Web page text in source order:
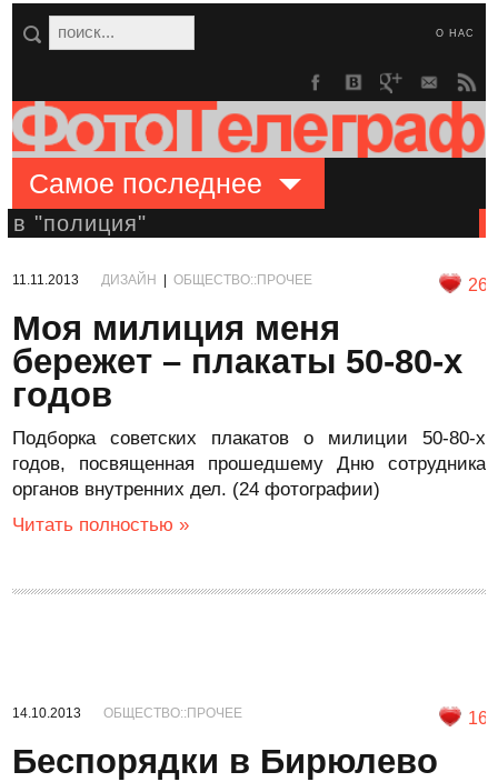
О НАС
Самое последнее
в "полиция"
11.11.2013 ДИЗАЙН |ОБЩЕСТВО::ПРОЧЕЕ 26
Моя милиция меня
бережет – плакаты 50-80-х
годов
Подборка советских плакатов о милиции 50-80-х
годов, посвященная прошедшему Дню сотрудника
органов внутренних дел. (24 фотографии)
Читать полностью »
14.10.2013 ОБЩЕСТВО::ПРОЧЕЕ 16
Беспорядки в Бирюлево